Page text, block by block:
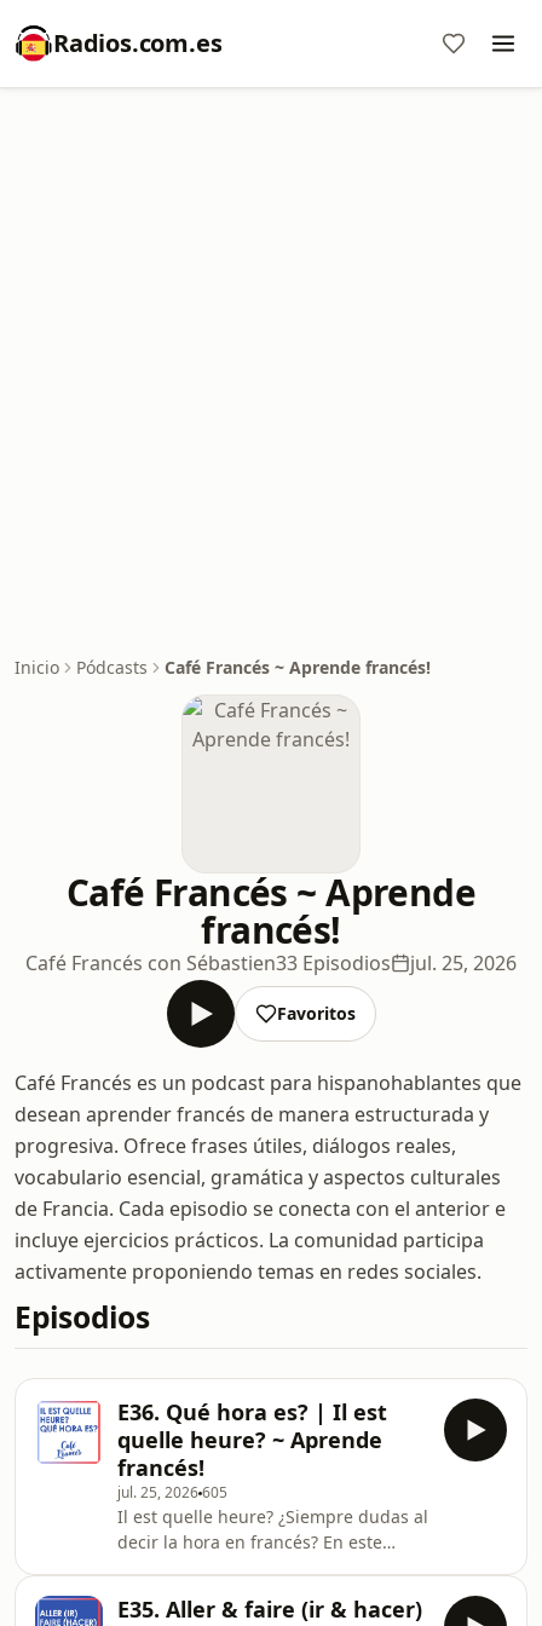
Radios.com.es
Inicio Pódcasts Café Francés ~ Aprende francés!
Café Francés ~ Aprende
francés!
Café Francés con Sébastien33 Episodios jul. 25, 2026
Favoritos
Café Francés es un podcast para hispanohablantes que
desean aprender francés de manera estructurada y
progresiva. Ofrece frases útiles, diálogos reales,
vocabulario esencial, gramática y aspectos culturales
de Francia. Cada episodio se conecta con el anterior e
incluye ejercicios prácticos. La comunidad participa
activamente proponiendo temas en redes sociales.
Episodios
E36. Qué hora es? | Il est
quelle heure? ~ Aprende
francés!
jul. 25, 2026605
Il est quelle heure? ¿Siempre dudas al
decir la hora en francés? En este
episodio pensado para escuchar con
E35. Aller & faire (ir & hacer)